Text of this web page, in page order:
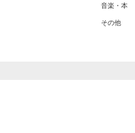
音楽・本
その他